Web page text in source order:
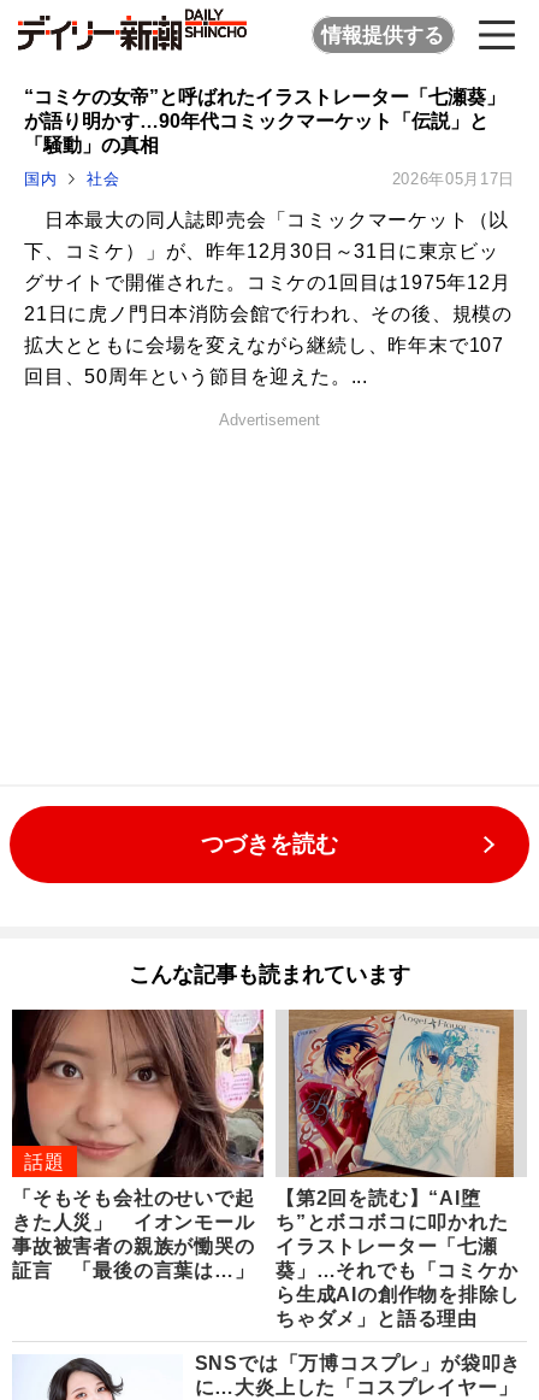
情報提供する
“コミケの女帝”と呼ばれたイラストレーター「七瀬葵」
が語り明かす…90年代コミックマーケット「伝説」と
「騒動」の真相
国内 社会 2026年05月17日
日本最大の同人誌即売会「コミックマーケット（以
下、コミケ）」が、昨年12月30日～31日に東京ビッ
グサイトで開催された。コミケの1回目は1975年12月
21日に虎ノ門日本消防会館で行われ、その後、規模の
拡大とともに会場を変えながら継続し、昨年末で107
回目、50周年という節目を迎えた。...
Advertisement
つづきを読む
こんな記事も読まれています
話題
「そもそも会社のせいで起
きた人災」 イオンモール
事故被害者の親族が慟哭の
証言 「最後の言葉は…」
【第2回を読む】“AI堕
ち”とボコボコに叩かれた
イラストレーター「七瀬
葵」…それでも「コミケか
ら生成AIの創作物を排除し
ちゃダメ」と語る理由
SNSでは「万博コスプレ」が袋叩き
に…大炎上した「コスプレイヤー」